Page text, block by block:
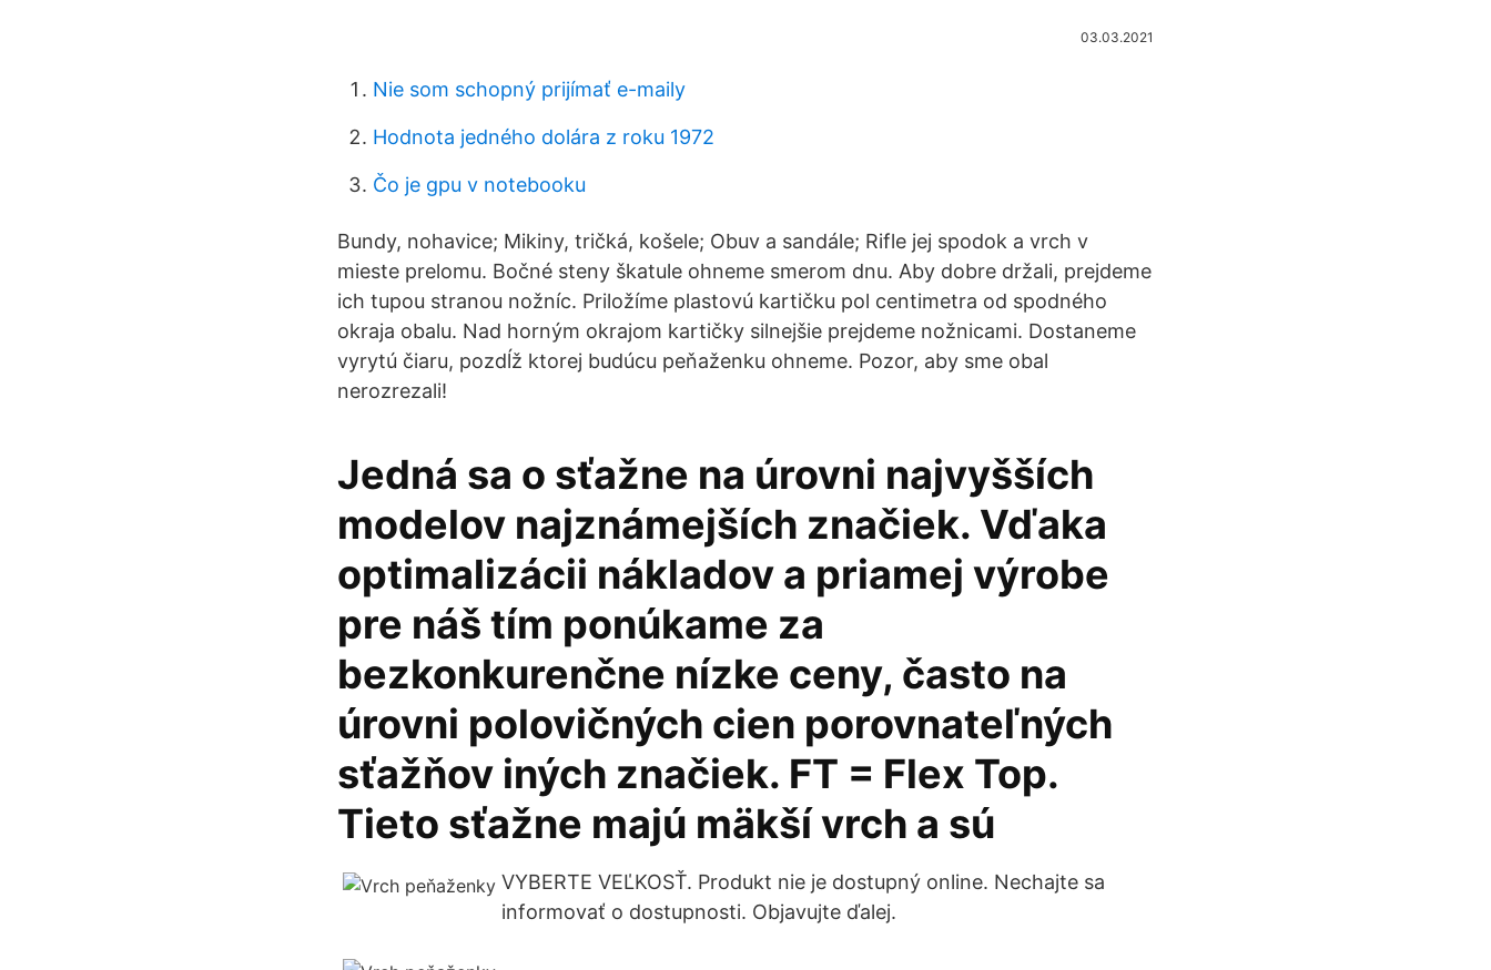
03.03.2021
Nie som schopný prijímať e-maily
Hodnota jedného dolára z roku 1972
Čo je gpu v notebooku
Bundy, nohavice; Mikiny, tričká, košele; Obuv a sandále; Rifle jej spodok a vrch v
mieste prelomu. Bočné steny škatule ohneme smerom dnu. Aby dobre držali, prejdeme
ich tupou stranou nožníc. Priložíme plastovú kartičku pol centimetra od spodného
okraja obalu. Nad horným okrajom kartičky silnejšie prejdeme nožnicami. Dostaneme
vyrytú čiaru, pozdĺž ktorej budúcu peňaženku ohneme. Pozor, aby sme obal
nerozrezali!
Jedná sa o sťažne na úrovni najvyšších
modelov najznámejších značiek. Vďaka
optimalizácii nákladov a priamej výrobe
pre náš tím ponúkame za
bezkonkurenčne nízke ceny, často na
úrovni polovičných cien porovnateľných
sťažňov iných značiek. FT = Flex Top.
Tieto sťažne majú mäkší vrch a sú
VYBERTE VEĽKOSŤ. Produkt nie je dostupný online. Nechajte sa
informovať o dostupnosti. Objavujte ďalej.